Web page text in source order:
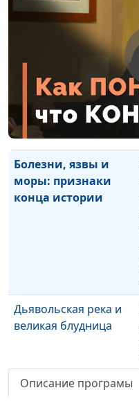
Болезни, язвы и
моры: признаки
конца истории
Дьявольская река и
великая блудница
Описание програмы